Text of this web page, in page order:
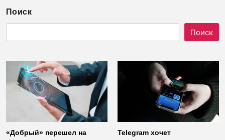
Поиск
Поиск
«Добрый» перешел на
Telegram хочет